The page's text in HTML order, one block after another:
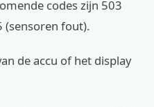
codes zijn 503
fout).
de accu of het display